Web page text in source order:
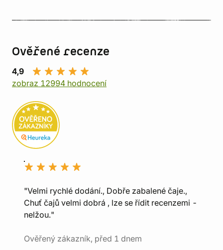
Ověřené recenze
4,9
zobraz 12994 hodnocení
"Velmi rychlé dodání., Dobře zabalené čaje.,
Chuť čajů velmi dobrá , lze se řídit recenzemi -
nelžou."
Ověřený zákazník, před 1 dnem